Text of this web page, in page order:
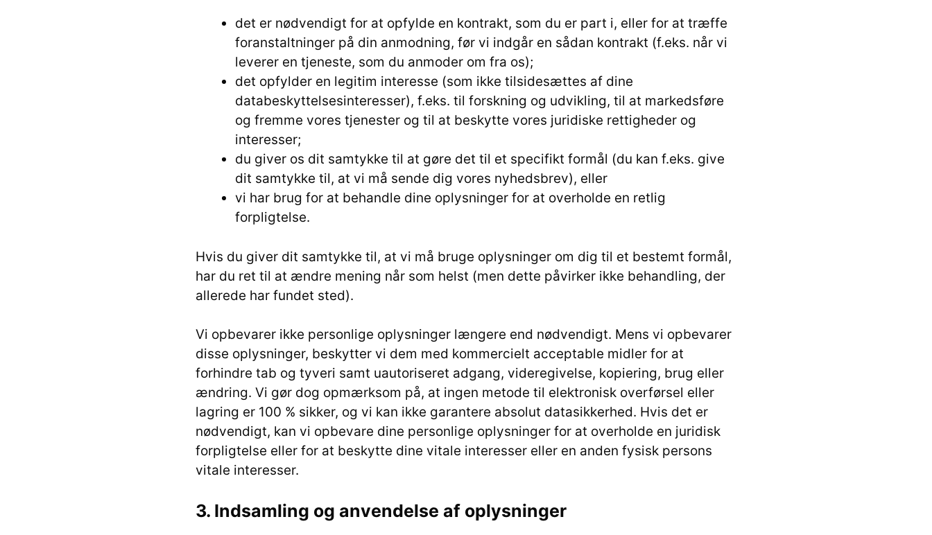
det er nødvendigt for at opfylde en kontrakt, som du er part i, eller for at træffe
foranstaltninger på din anmodning, før vi indgår en sådan kontrakt (f.eks. når vi
leverer en tjeneste, som du anmoder om fra os);
det opfylder en legitim interesse (som ikke tilsidesættes af dine
databeskyttelsesinteresser), f.eks. til forskning og udvikling, til at markedsføre
og fremme vores tjenester og til at beskytte vores juridiske rettigheder og
interesser;
du giver os dit samtykke til at gøre det til et specifikt formål (du kan f.eks. give
dit samtykke til, at vi må sende dig vores nyhedsbrev), eller
vi har brug for at behandle dine oplysninger for at overholde en retlig
forpligtelse.
Hvis du giver dit samtykke til, at vi må bruge oplysninger om dig til et bestemt formål,
har du ret til at ændre mening når som helst (men dette påvirker ikke behandling, der
allerede har fundet sted).
Vi opbevarer ikke personlige oplysninger længere end nødvendigt. Mens vi opbevarer
disse oplysninger, beskytter vi dem med kommercielt acceptable midler for at
forhindre tab og tyveri samt uautoriseret adgang, videregivelse, kopiering, brug eller
ændring. Vi gør dog opmærksom på, at ingen metode til elektronisk overførsel eller
lagring er 100 % sikker, og vi kan ikke garantere absolut datasikkerhed. Hvis det er
nødvendigt, kan vi opbevare dine personlige oplysninger for at overholde en juridisk
forpligtelse eller for at beskytte dine vitale interesser eller en anden fysisk persons
vitale interesser.
3. Indsamling og anvendelse af oplysninger